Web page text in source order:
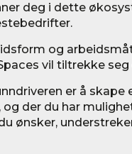
deg i dette
og
vil tiltrekke
er å
og der du har
ønsker,